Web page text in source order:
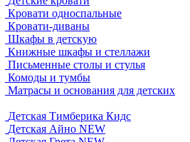
Кровати односпальные
Кровати-диваны
Шкафы в детскую
Книжные шкафы и стеллажи
Письменные столы и стулья
Комоды и тумбы
Матрасы и основания для детских
Детская Тимберика Кидс
Детская Айно NEW